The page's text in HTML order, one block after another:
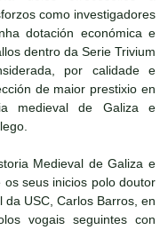
como investigadores
dotación económica e
dentro da Serie Trivium
por calidade e
de maior prestixio en
medieval de Galiza e
Medieval de Galiza e
seus inicios polo doutor
USC, Carlos Barros, en
vogais seguintes con